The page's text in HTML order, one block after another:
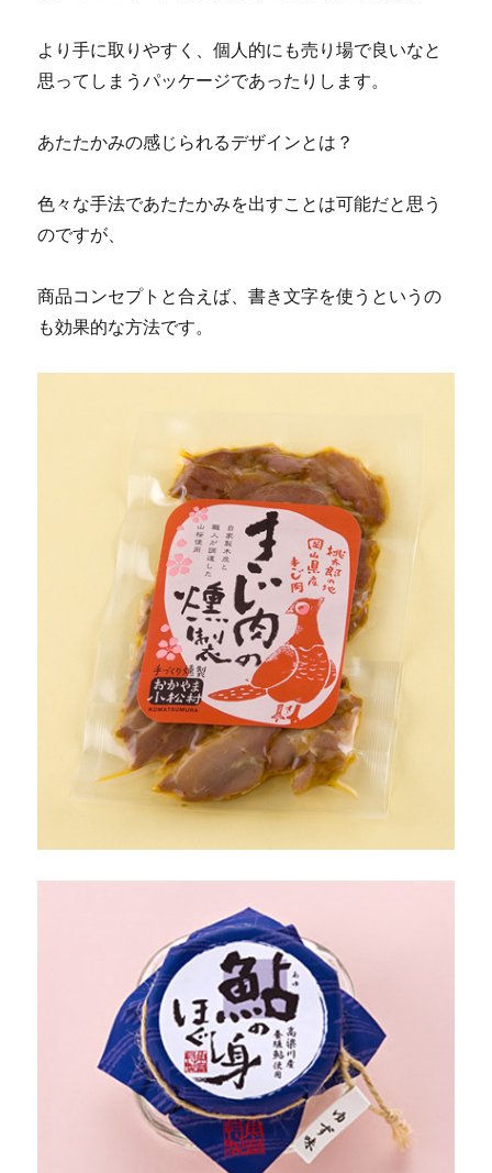
より手に取りやすく、個人的にも売り場で良いなと
思ってしまうパッケージであったりします。
あたたかみの感じられるデザインとは？
色々な手法であたたかみを出すことは可能だと思う
のですが、
商品コンセプトと合えば、書き文字を使うというの
も効果的な方法です。